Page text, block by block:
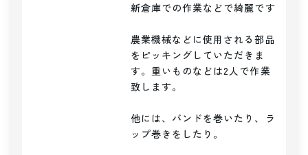
新倉庫での作業などで綺麗です
農業機械などに使用される部品
をピッキングしていただきま
す。重いものなどは2人で作業
致します。
他には、バンドを巻いたり、ラ
ップ巻きをしたり。